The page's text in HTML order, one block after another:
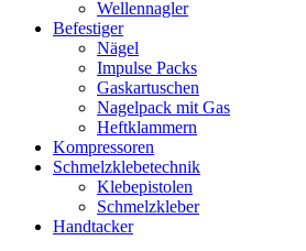
Wellennagler
Befestiger
Nägel
Impulse Packs
Gaskartuschen
Nagelpack mit Gas
Heftklammern
Kompressoren
Schmelzklebetechnik
Klebepistolen
Schmelzkleber
Handtacker